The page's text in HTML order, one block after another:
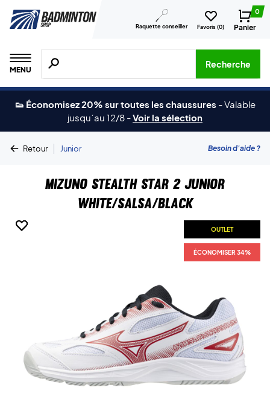
Raquette conseiller Favoris (0)
0
Panier
MENU
Recherche de produits, de marques, etc.
Recherche
👟 Économisez 20% sur toutes les chaussures -Valable
jusqu´au 12/8 -Voir la sélection
Retour | Junior Besoin d'aide ?
Mizuno Stealth Star 2 Junior
White/Salsa/Black
OUTLET
ÉCONOMISER 34%
OUTLET
ÉCONOMISER 34%